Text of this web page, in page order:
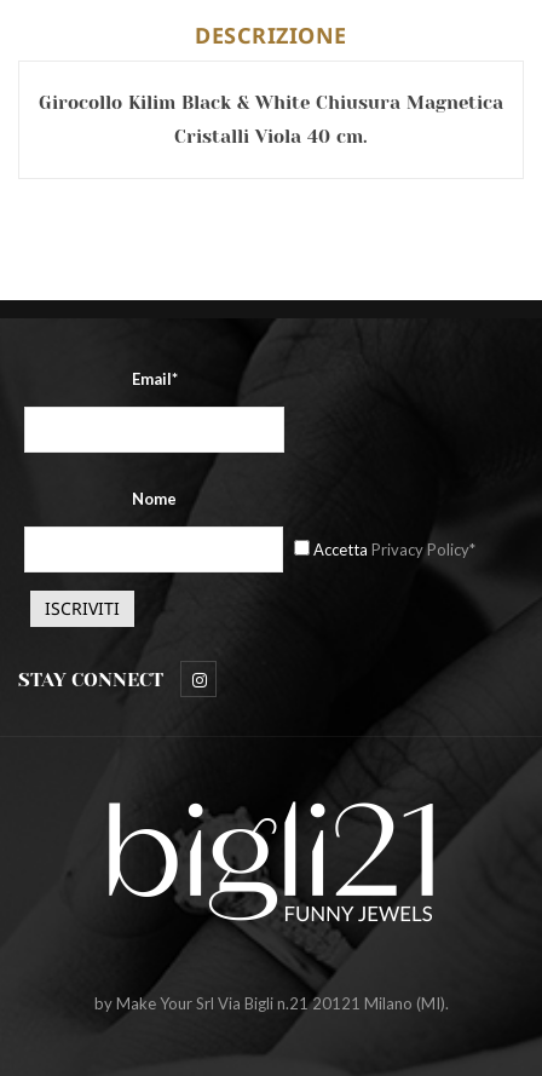
DESCRIZIONE
Girocollo Kilim Black & White Chiusura Magnetica
Cristalli Viola 40 cm.
Email*
Nome
Accetta Privacy Policy*
STAY CONNECT
by Make Your Srl Via Bigli n.21 20121 Milano (MI).